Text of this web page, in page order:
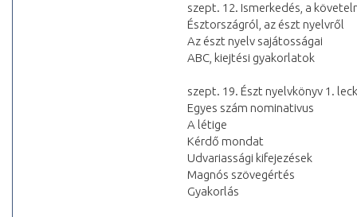
szept. 12. Ismerkedés, a
Észtországról, az észt nyelvről
Az észt nyelv sajátosságai
ABC, kiejtési gyakorlatok
szept. 19. Észt nyelvkönyv 1.
Egyes szám nominativus
A létige
Kérdő mondat
Udvariassági kifejezések
Magnós szövegértés
Gyakorlás